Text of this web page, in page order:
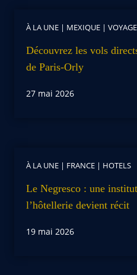
À LA UNE | MEXIQUE |
Découvrez les vols
de Paris-Orly
27 mai 2026
À LA UNE | FRANCE | HOTELS
Le Negresco : une
l’hôtellerie devient récit
19 mai 2026